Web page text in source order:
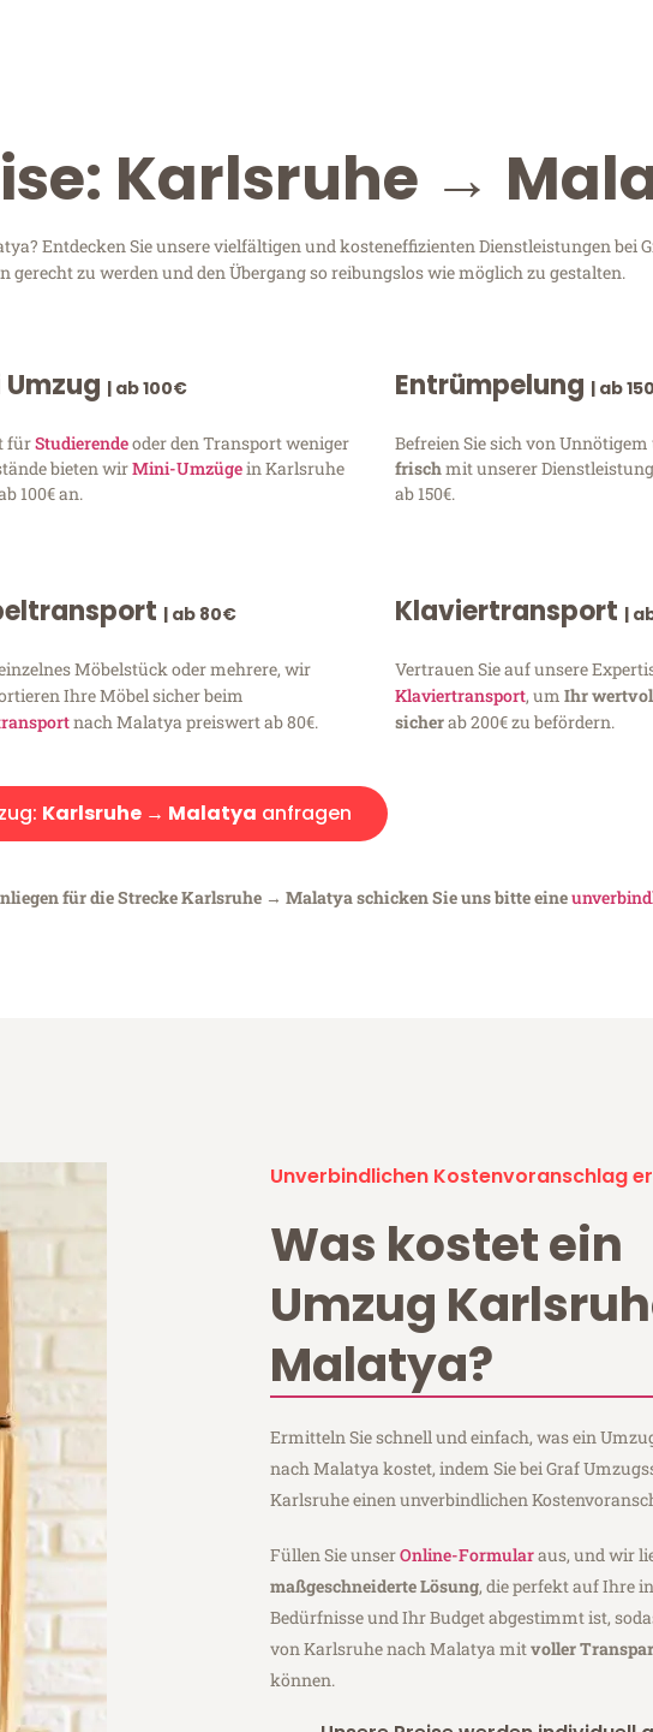
Karlsruhe →
Entdecken Sie unsere vielfältigen und kosteneffizienten Dienstleistungen bei
zu werden und den Übergang so reibungslos wie möglich zu gestalten.
Umzug | ab 100€
fürStudierendeoder den Transport weniger
bieten wirMini-Umzügein Karlsruhe
100€ an.
Entrümpelung | ab
Befreien Sie sich von
frischmit unserer
ab 150€.
| ab 80€
Möbelstück oder mehrere, wir
Ihre Möbel sicher beim
nach Malatya preiswert ab 80€.
Klaviertransport |
Vertrauen Sie auf unsere
Klaviertransport, um Ihr
sicherab 200€ zu befördern.
Karlsruhe → Malatya anfragen
für die Strecke Karlsruhe → Malatya schicken Sie uns bitte eine
Unverbindlichen Kostenvoranschlag
Was kostet ein
Umzug
Malatya?
Ermitteln Sie schnell und einfach, was ein
nach Malatya kostet, indem Sie bei Graf
Karlsruhe einen unverbindlichen
Füllen Sie unserOnline-Formularaus, und wir
maßgeschneiderte Lösung, die perfekt auf Ihre
Bedürfnisse und Ihr Budget abgestimmt ist,
von Karlsruhe nach Malatya mitvoller
können.